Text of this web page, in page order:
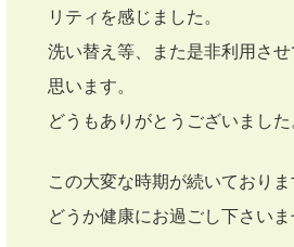
リティを感じました。
洗い替え等、また是非利用さ
思います。
どうもありがとうございました
この大変な時期が続いておりま
どうか健康にお過ごし下さいま